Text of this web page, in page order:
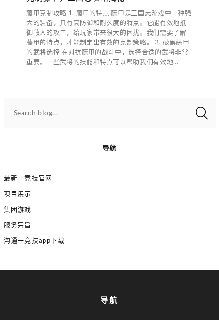
藤甲克制攻略 1. 藤甲的特点 藤甲是三国志游戏中一种强
大的装备，具有高防御和耐久度的特点。它能有效地抵
御敌人的攻击，给玩家带来很大的困扰。我们需要了解
藤甲的特点，才能制定出有效的克制策略。 2. 破解藤甲
的武将选择 在对抗藤甲的战斗中，选择合适的武将非常
重要。一些武将的技能和特点可以帮助我们有效地...
Search blog...
导航
最新一竞技官网
项目展示
集团游戏
服务宗旨
沟通一竞技app下载
导航